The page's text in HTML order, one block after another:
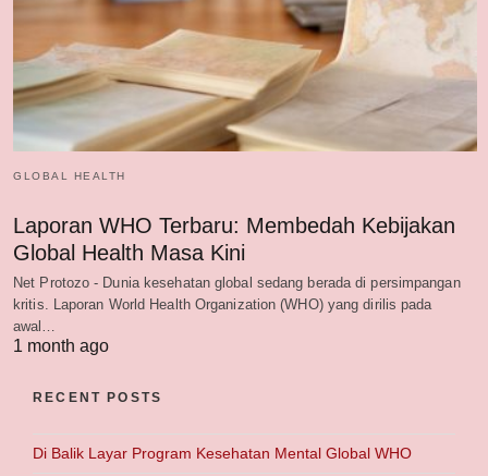
GLOBAL HEALTH
Laporan WHO Terbaru: Membedah Kebijakan
Global Health Masa Kini
Net Protozo - Dunia kesehatan global sedang berada di persimpangan
kritis. Laporan World Health Organization (WHO) yang dirilis pada
awal…
1 month ago
RECENT POSTS
Di Balik Layar Program Kesehatan Mental Global WHO